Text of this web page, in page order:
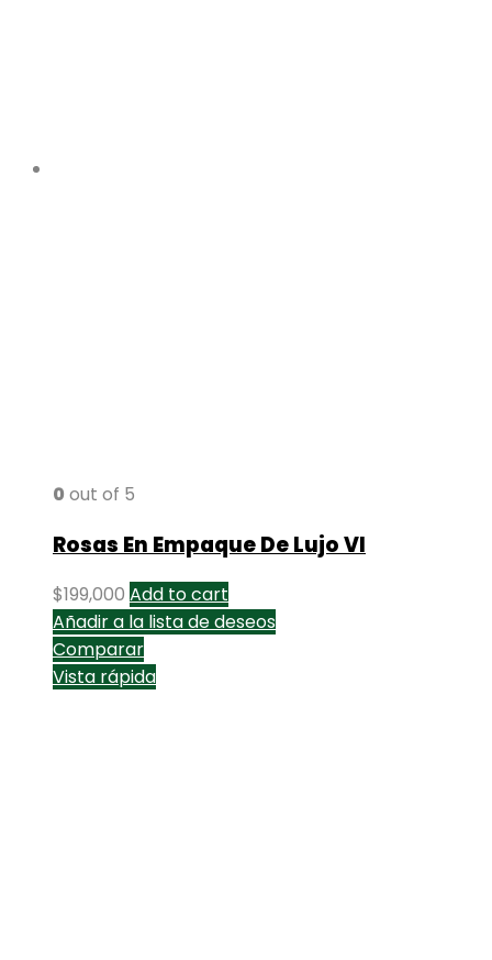
0 out of 5
Rosas En Empaque De Lujo VI
$199,000 Add to cart
Añadir a la lista de deseos
Comparar
Vista rápida